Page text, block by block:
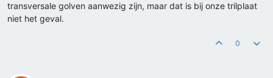
transversale golven aanwezig zijn, maar dat is bij onze trilplaat
niet het geval.
0